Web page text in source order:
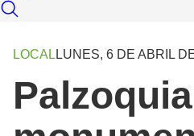
LOCAL LUNES, 6 DE ABRIL